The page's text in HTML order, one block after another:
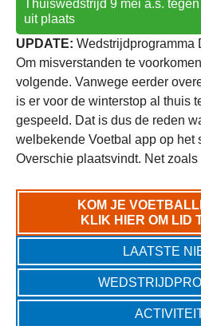
Thuiswedstrijd 9 mei a.s.
uit plaats
UPDATE: Wedstrijdprogramma
Om misverstanden te
volgende. Vanwege eerder
is er voor de winterstop al thuis
gespeeld. Dat is dus de reden
welbekende Voetbal app op het
Overschie plaatsvindt. Net
KOM JE
KLIK HIER OM LID
LAATSTE